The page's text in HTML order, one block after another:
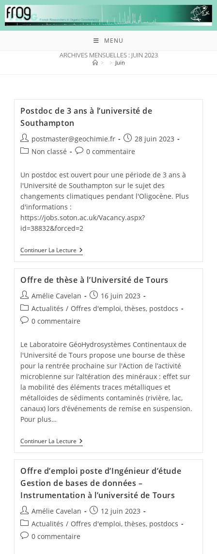
MENU
ARCHIVES MENSUELLES : JUIN 2023
> > Juin
Postdoc de 3 ans à l’université de
Southampton
postmaster@geochimie.fr
28 juin 2023
Non classé
0 commentaire
Un postdoc est ouvert pour une période de 3 ans à
l'Université de Southampton sur le sujet des
changements climatiques pendant l'Oligocène. Plus
d'informations :
https://jobs.soton.ac.uk/Vacancy.aspx?
id=38832&forced=2
Continuer La Lecture
Offre de thèse à l’Université de Tours
Amélie Cavelan
16 juin 2023
Actualités / Offres d'emploi, thèses, postdocs
0 commentaire
Le Laboratoire GéoHydrosystèmes Continentaux de
l'Université de Tours propose une bourse de thèse
pour la rentrée prochaine sur l'Action de l’activité
microbienne sur l’altération des minéraux : effet sur
la mobilité des éléments traces métalliques et
métalloïdes de sédiments contaminés (rivière, lac,
canaux) lors d’événements de remise en suspension.
Pour plus…
Continuer La Lecture
Offre d’emploi poste d’Ingénieur d’étude
Gestion de bases de données –
Instrumentation à l’université de Tours
Amélie Cavelan
12 juin 2023
Actualités / Offres d'emploi, thèses, postdocs
0 commentaire